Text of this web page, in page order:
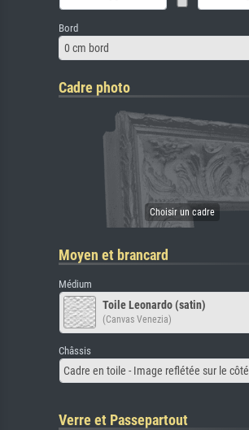
Bord
0 cm bord
Cadre photo
Moyen et brancard
Médium
Toile Leonardo (satin)
(Canvas Venezia)
Châssis
Cadre en toile - Image reflétée sur le côté
Verre et Passepartout